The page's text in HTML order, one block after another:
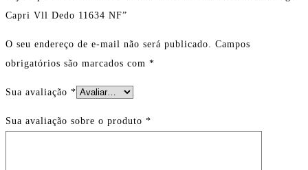
Capri Vll Dedo 11634 NF”
O seu endereço de e-mail não será publicado. Campos
obrigatórios são marcados com *
Sua avaliação *
Sua avaliação sobre o produto *